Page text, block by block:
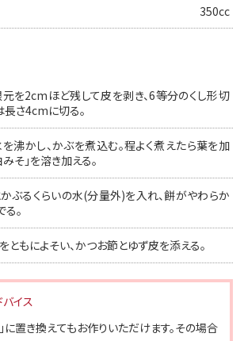
350cc
を2cmほど残して皮を剥き、6等分のくし形切
長さ4cmに切る。
沸かし、かぶを煮込む。程よく煮えたら葉を加
みそ」を溶き加える。
ぶるくらいの水(分量外)を入れ、餅がやわらか
。
もによそい、かつお節とゆず皮を添える。
バイス
に置き換えてもお作りいただけます。その場合